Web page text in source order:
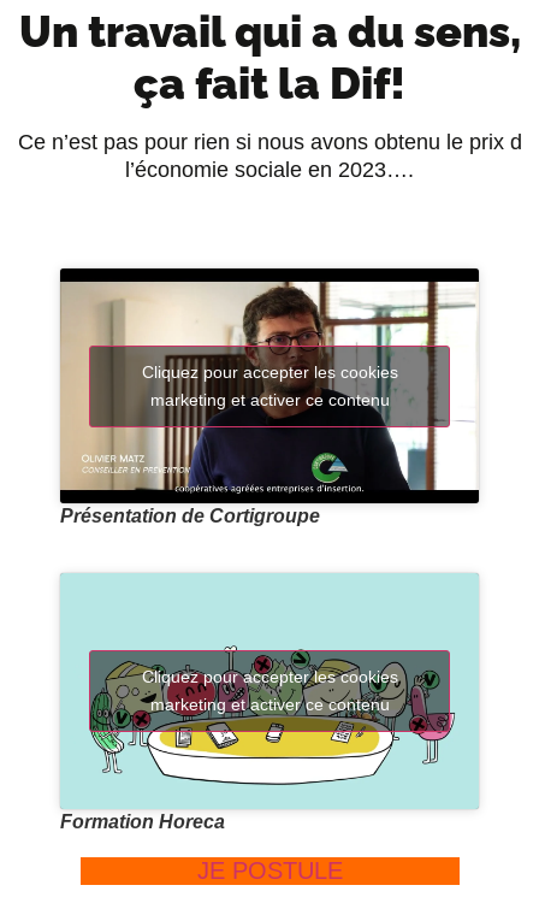
Un travail qui a du sens,
ça fait la Dif!
Ce n’est pas pour rien si nous avons obtenu le prix d
l’économie sociale en 2023….
Cliquez pour accepter les cookies
marketing et activer ce contenu
Présentation de Cortigroupe
Cliquez pour accepter les cookies
marketing et activer ce contenu
Formation Horeca
JE POSTULE